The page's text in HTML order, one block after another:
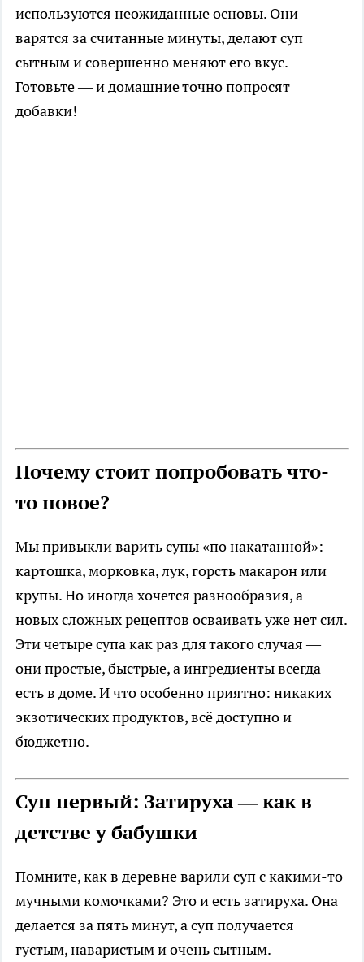
используются неожиданные основы. Они
варятся за считанные минуты, делают суп
сытным и совершенно меняют его вкус.
Готовьте — и домашние точно попросят
добавки!
Почему стоит попробовать что-
то новое?
Мы привыкли варить супы «по накатанной»:
картошка, морковка, лук, горсть макарон или
крупы. Но иногда хочется разнообразия, а
новых сложных рецептов осваивать уже нет сил.
Эти четыре супа как раз для такого случая —
они простые, быстрые, а ингредиенты всегда
есть в доме. И что особенно приятно: никаких
экзотических продуктов, всё доступно и
бюджетно.
Суп первый: Затируха — как в
детстве у бабушки
Помните, как в деревне варили суп с какими-то
мучными комочками? Это и есть затируха. Она
делается за пять минут, а суп получается
густым, наваристым и очень сытным.